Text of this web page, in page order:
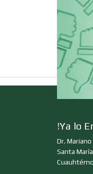
!Ya lo
Dr.
Santa